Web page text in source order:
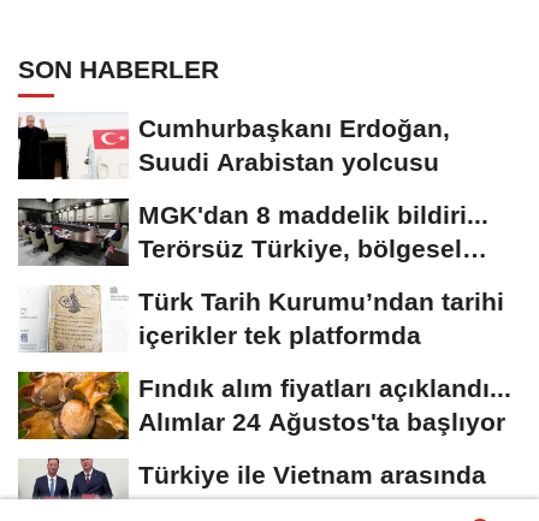
SON HABERLER
Cumhurbaşkanı Erdoğan,
Suudi Arabistan yolcusu
MGK'dan 8 maddelik bildiri...
Terörsüz Türkiye, bölgesel
Türk Tarih Kurumu’ndan tarihi
içerikler tek platformda
Fındık alım fiyatları açıklandı...
Alımlar 24 Ağustos'ta başlıyor
Türkiye ile Vietnam arasında
'hava'da yeni dönem... Sefer